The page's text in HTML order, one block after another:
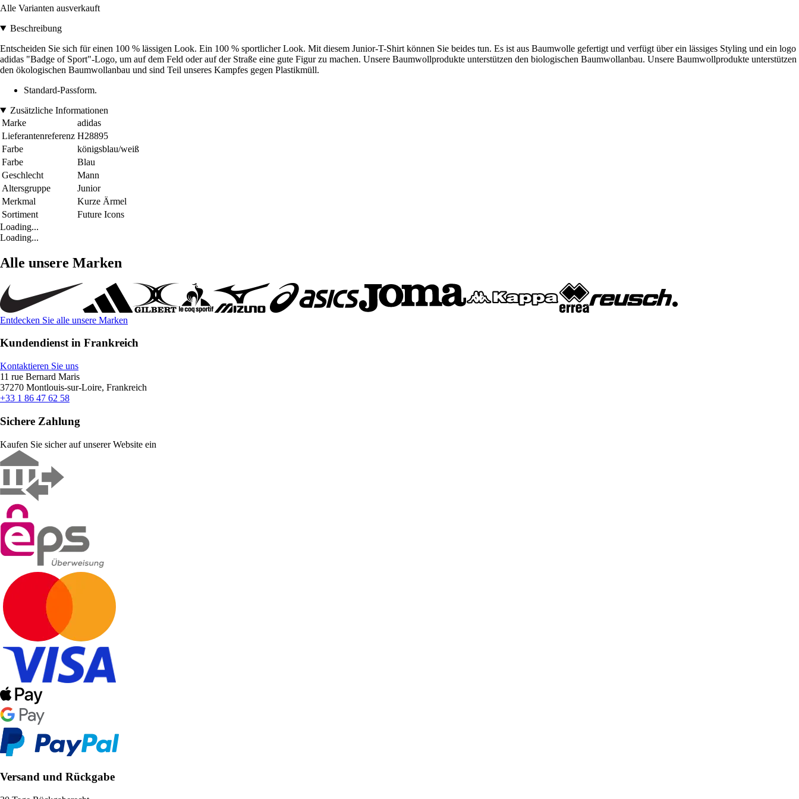
Alle Varianten ausverkauft
Beschreibung
Entscheiden Sie sich für einen 100 % lässigen Look. Ein 100 % sportlicher Look. Mit diesem Junior-T-Shirt können Sie beides tun. Es ist aus Baumwolle gefertigt und verfügt über ein lässiges Styling und ein logo
adidas "Badge of Sport"-Logo, um auf dem Feld oder auf der Straße eine gute Figur zu machen. Unsere Baumwollprodukte unterstützen den biologischen Baumwollanbau. Unsere Baumwollprodukte unterstützen
den ökologischen Baumwollanbau und sind Teil unseres Kampfes gegen Plastikmüll.
Standard-Passform.
Zusätzliche Informationen
Marke
adidas
Lieferantenreferenz H28895
Farbe
königsblau/weiß
Farbe
Blau
Geschlecht
Mann
Altersgruppe
Junior
Merkmal
Kurze Ärmel
Sortiment
Future Icons
Loading...
Loading...
Alle unsere Marken
Entdecken Sie alle unsere Marken
Kundendienst in Frankreich
Kontaktieren Sie uns
11 rue Bernard Maris
37270 Montlouis-sur-Loire, Frankreich
+33 1 86 47 62 58
Sichere Zahlung
Kaufen Sie sicher auf unserer Website ein
Versand und Rückgabe